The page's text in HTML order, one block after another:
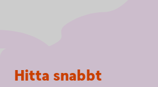
Sidfot
Hitta snabbt